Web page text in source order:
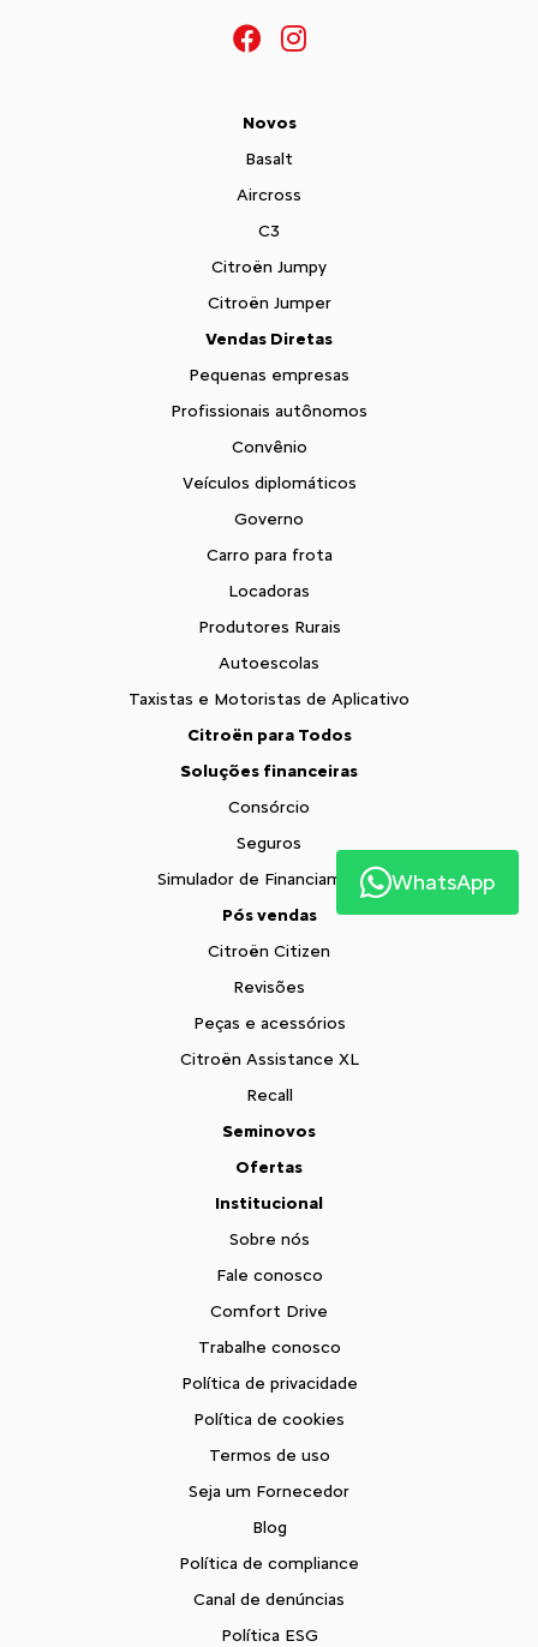
Novos
Basalt
Aircross
C3
Citroën Jumpy
Citroën Jumper
Vendas Diretas
Pequenas empresas
Profissionais autônomos
Convênio
Veículos diplomáticos
Governo
Carro para frota
Locadoras
Produtores Rurais
Autoescolas
Taxistas e Motoristas de Aplicativo
Citroën para Todos
Soluções financeiras
Consórcio
Seguros
Simulador de Financiamento
Pós vendas
Citroën Citizen
Revisões
Peças e acessórios
Citroën Assistance XL
Recall
Seminovos
Ofertas
Institucional
Sobre nós
Fale conosco
Comfort Drive
Trabalhe conosco
Política de privacidade
Política de cookies
Termos de uso
Seja um Fornecedor
Blog
Política de compliance
Canal de denúncias
Política ESG
WhatsApp